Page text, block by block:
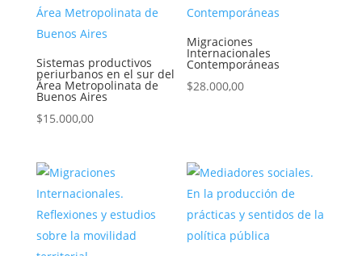
Sistemas productivos
periurbanos en el sur del
Área Metropolinata de
Buenos Aires
$15.000,00
Migraciones
Internacionales
Contemporáneas
$28.000,00